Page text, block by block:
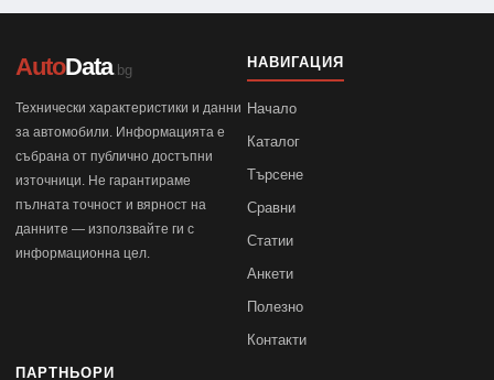
AutoData.bg
Технически характеристики и данни
за автомобили. Информацията е
събрана от публично достъпни
източници. Не гарантираме
пълната точност и вярност на
данните — използвайте ги с
информационна цел.
НАВИГАЦИЯ
Начало
Каталог
Търсене
Сравни
Статии
Анкети
Полезно
Контакти
ПАРТНЬОРИ